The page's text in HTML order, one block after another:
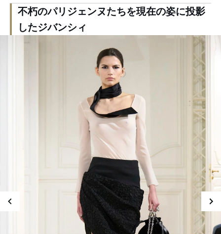
不朽のパリジェンヌたちを現在の姿に投影
したジバンシィ